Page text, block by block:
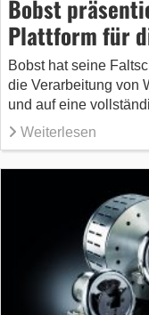
Bobst
Plattform für
Bobst hat seine
die Verarbeitung von
und auf eine
Weiterlesen